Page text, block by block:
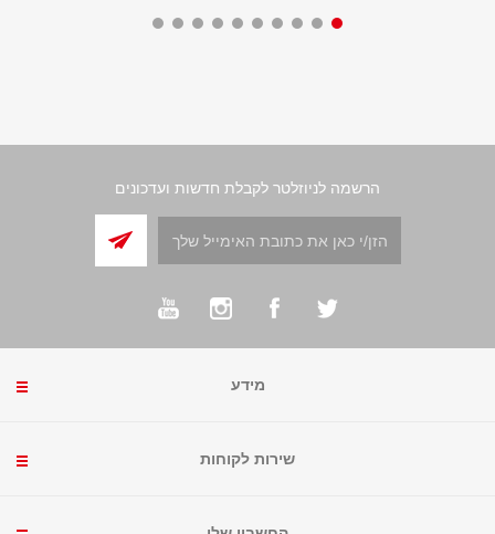
הרשמה לניוזלטר לקבלת חדשות ועדכונים
מידע
שירות לקוחות